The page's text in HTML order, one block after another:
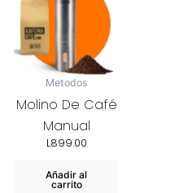
Metodos
Molino De Café
Manual
L899.00
Añadir al
carrito